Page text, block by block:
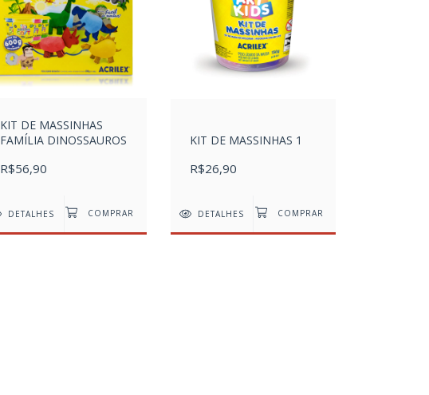
KIT DE MASSINHAS
FAMÍLIA DINOSSAUROS
R$56,90
DETALHES
KIT DE MASSINHAS 1
R$26,90
DETALHES